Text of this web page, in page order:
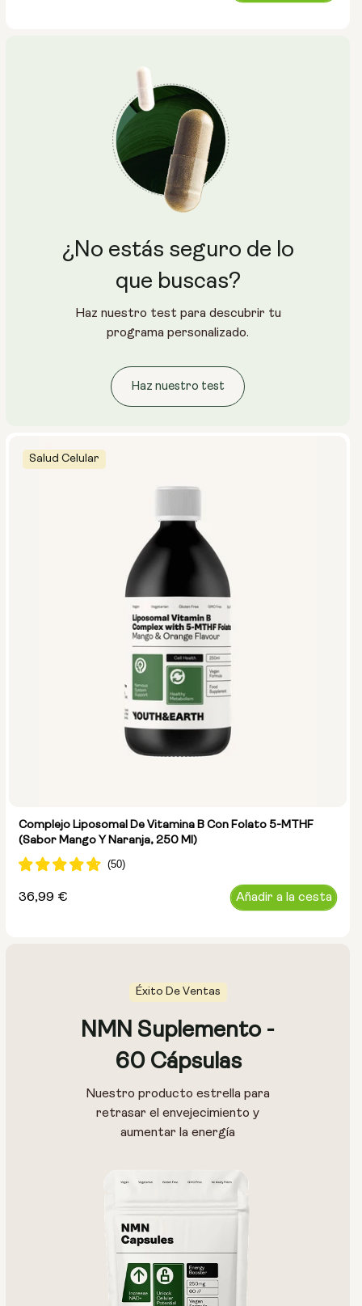
Salud Celular
Complejo Liposomal De Vitamina B Con Folato 5-MTHF
(sabor Mango Y Naranja, 250 Ml)
Precio
36,99 € Añadir a la cesta
Éxito De Ventas
NMN Suplemento -
60 Cápsulas
Nuestro producto estrella para
retrasar el envejecimiento y
aumentar la energía
¿No estás seguro de lo
que buscas?
Haz nuestro test para descubrir tu
programa personalizado.
Haz nuestro test